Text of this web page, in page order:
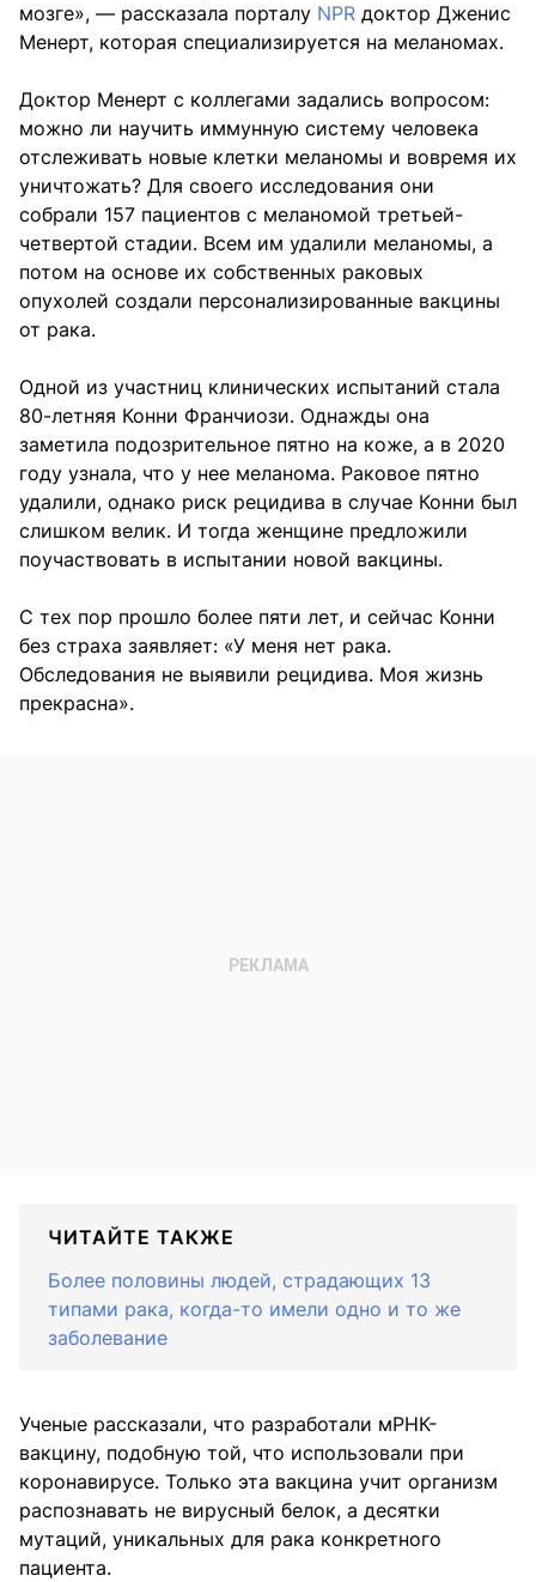
мозге», — рассказала порталу NPR доктор Дженис
Менерт, которая специализируется на меланомах.
Доктор Менерт с коллегами задались вопросом:
можно ли научить иммунную систему человека
отслеживать новые клетки меланомы и вовремя их
уничтожать? Для своего исследования они
собрали 157 пациентов с меланомой третьей-
четвертой стадии. Всем им удалили меланомы, а
потом на основе их собственных раковых
опухолей создали персонализированные вакцины
от рака.
Одной из участниц клинических испытаний стала
80-летняя Конни Франчиози. Однажды она
заметила подозрительное пятно на коже, а в 2020
году узнала, что у нее меланома. Раковое пятно
удалили, однако риск рецидива в случае Конни был
слишком велик. И тогда женщине предложили
поучаствовать в испытании новой вакцины.
С тех пор прошло более пяти лет, и сейчас Конни
без страха заявляет: «У меня нет рака.
Обследования не выявили рецидива. Моя жизнь
прекрасна».
ЧИТАЙТЕ ТАКЖЕ
Более половины людей, страдающих 13
типами рака, когда-то имели одно и то же
заболевание
Ученые рассказали, что разработали мРНК-
вакцину, подобную той, что использовали при
коронавирусе. Только эта вакцина учит организм
распознавать не вирусный белок, а десятки
мутаций, уникальных для рака конкретного
пациента.